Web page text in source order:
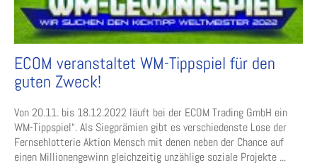
ECOM veranstaltet WM-Tippspiel für den
guten Zweck!
Von 20.11. bis 18.12.2022 läuft bei der ECOM Trading GmbH ein
WM-Tippspiel“. Als Siegprämien gibt es verschiedenste Lose der
Fernsehlotterie Aktion Mensch mit denen neben der Chance auf
einen Millionengewinn gleichzeitig unzählige soziale Projekte ...